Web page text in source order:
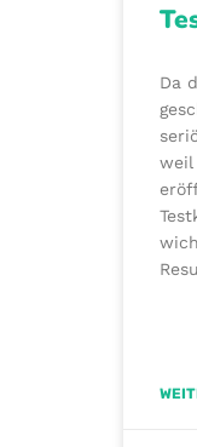
Da
weil